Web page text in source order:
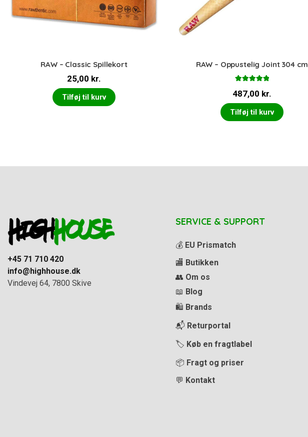
RAW – Classic Spillekort
25,00 kr.
Tilføj til kurv
RAW – Oppustelig Joint 304 cm
5.00 ud af 5
487,00 kr.
Tilføj til kurv
+45 71 710 420
info@highhouse.dk
Vindevej 64, 7800 Skive
SERVICE & SUPPORT
💰 EU Prismatch
🏬 Butikken
👥 Om os
📖 Blog
🛍️ Brands
📬 Returportal
🏷️ Køb en fragtlabel
📦 Fragt og priser
💬 Kontakt